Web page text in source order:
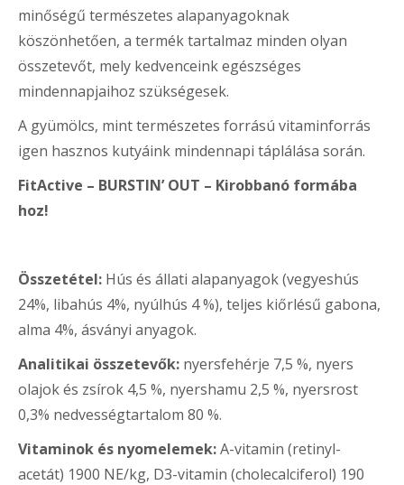
minőségű természetes alapanyagoknak
köszönhetően, a termék tartalmaz minden olyan
összetevőt, mely kedvenceink egészséges
mindennapjaihoz szükségesek.
A gyümölcs, mint természetes forrású vitaminforrás
igen hasznos kutyáink mindennapi táplálása során.
FitActive – BURSTIN’ OUT – Kirobbanó formába
hoz!
Összetétel: Hús és állati alapanyagok (vegyeshús
24%, libahús 4%, nyúlhús 4 %), teljes kiőrlésű gabona,
alma 4%, ásványi anyagok.
Analitikai összetevők: nyersfehérje 7,5 %, nyers
olajok és zsírok 4,5 %, nyershamu 2,5 %, nyersrost
0,3% nedvességtartalom 80 %.
Vitaminok és nyomelemek:A-vitamin (retinyl-
acetát) 1900 NE/kg, D3-vitamin (cholecalciferol) 190